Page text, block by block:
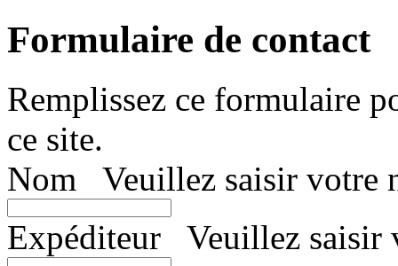
Formulaire de contact
Remplissez ce formulaire
ce site.
Nom
Veuillez saisir votre
Expéditeur
Veuillez saisir